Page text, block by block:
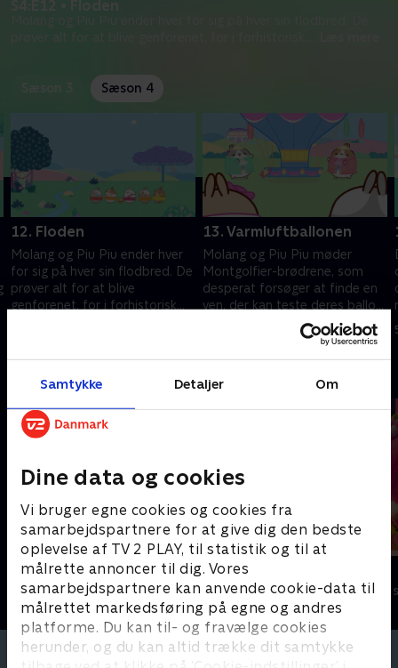
Samtykke Detaljer Om
Dine data og cookies
Vi bruger egne cookies og cookies fra
samarbejdspartnere for at give dig den bedste
oplevelse af TV 2 PLAY, til statistik og til at
målrette annoncer til dig. Vores
samarbejdspartnere kan anvende cookie-data til
målrettet markedsføring på egne og andres
platforme. Du kan til- og fravælge cookies
herunder, og du kan altid trække dit samtykke
Sæson 4
12. Floden
Molang og Piu Piu ender hver
for sig på hver sin flodbred. De
prøver alt for at blive
genforenet, for i forhistorisk
13. Varmluftballonen
Molang og Piu Piu møder
Montgolfier-brødrene, som
desperat forsøger at finde en
ven, der kan teste deres ballon.
Alle deres venner nægter,
undtagen Piu Piu, der
StoryZoo
Børneserier • 2 sæsoner Børneserier • 1